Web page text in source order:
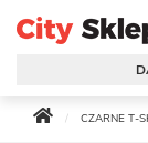
CZARNE T-